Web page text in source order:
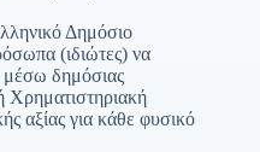
Δημόσιο
(ιδιώτες) να
μέσω δημόσιας
Χρηματιστηριακή
αξίας για κάθε φυσικό